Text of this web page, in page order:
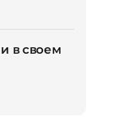
в своем